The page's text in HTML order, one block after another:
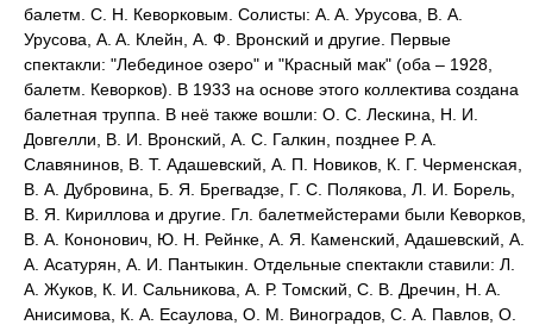
балетм. С. Н. Кеворковым. Солисты: A. A. Урусова, В. А.
Урусова, A. A. Клейн, А. Ф. Вронский и другие. Первые
спектакли: "Лебединое озеро" и "Красный мак" (оба – 1928,
балетм. Кеворков). В 1933 на основе этого коллектива создана
балетная труппа. В неё также вошли: О. С. Лескина, Н. И.
Довгелли, В. И. Вронский, A. C. Галкин, позднее P. A.
Славянинов, В. Т. Адашевский, А. П. Новиков, К. Г. Черменская,
В. А. Дубровина, Б. Я. Брегвадзе, Г. С. Полякова, Л. И. Борель,
В. Я. Кириллова и другие. Гл. балетмейстерами были Кеворков,
В. А. Кононович, Ю. Н. Рейнке, А. Я. Каменский, Адашевский, A.
A. Асатурян, А. И. Пантыкин. Отдельные спектакли ставили: Л.
А. Жуков, К. И. Сальникова, А. Р. Томский, С. В. Дречин, H. A.
Анисимова, К. А. Есаулова, О. М. Виноградов, С. А. Павлов, О.